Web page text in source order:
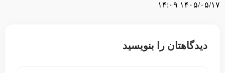
۱۴۰۵/۰۵/۱۷ ۱۴:۰۹
دیدگاهتان را بنویسید